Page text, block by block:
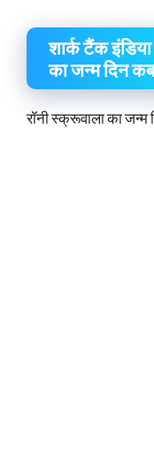
शार्क टैंक
का जन्म दिन
रॉनी स्क्रूवाला का